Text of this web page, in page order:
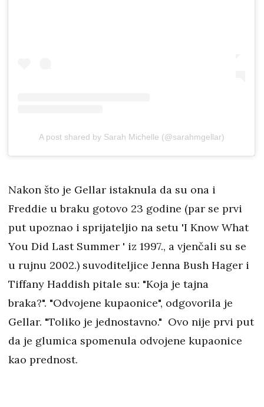
A post shared by Sarah Michelle (@sarahmgellar)
Nakon što je Gellar istaknula da su ona i
Freddie u braku gotovo 23 godine (par se prvi
put upoznao i sprijateljio na setu 'I Know What
You Did Last Summer ' iz 1997., a vjenčali su se
u rujnu 2002.) suvoditeljice Jenna Bush Hager i
Tiffany Haddish pitale su: "Koja je tajna
braka?". "Odvojene kupaonice", odgovorila je
Gellar. "Toliko je jednostavno." Ovo nije prvi put
da je glumica spomenula odvojene kupaonice
kao prednost.